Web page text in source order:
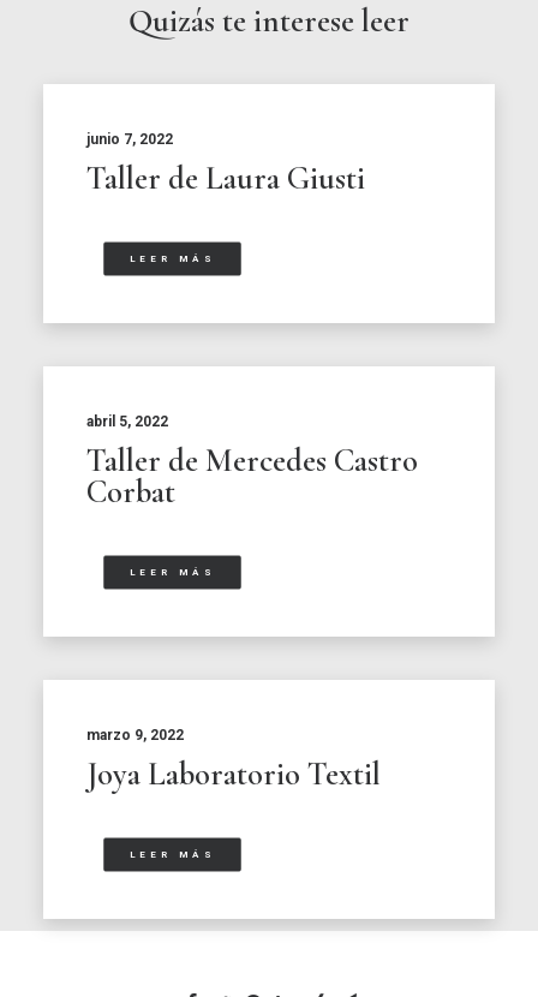
Quizás te interese leer
junio 7, 2022
Taller de Laura Giusti
LEER MÁS
abril 5, 2022
Taller de Mercedes Castro
Corbat
LEER MÁS
marzo 9, 2022
Joya Laboratorio Textil
LEER MÁS